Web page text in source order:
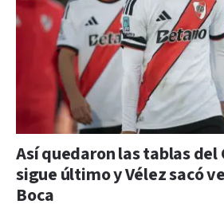
Así quedaron las tablas del
sigue último y Vélez sacó
Boca